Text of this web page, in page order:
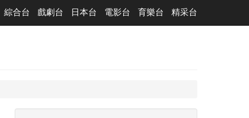
綜合台 戲劇台 日本台 電影台 育樂台 精采台